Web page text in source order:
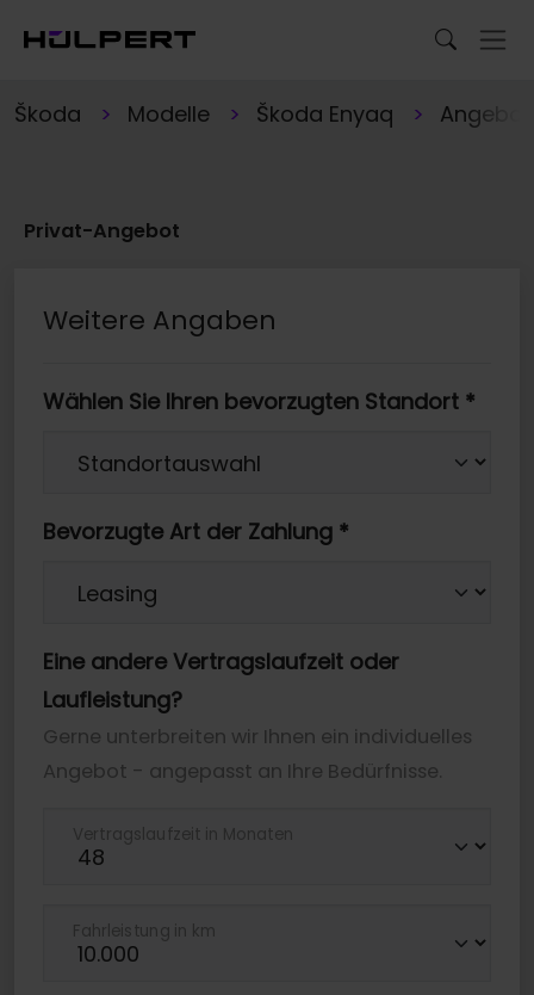
Škoda Modelle Škoda Enyaq
Privat-Angebot
Weitere Angaben
Wählen Sie Ihren bevorzugten Standort *
Bevorzugte Art der Zahlung *
Eine andere Vertragslaufzeit oder
Laufleistung?
Gerne unterbreiten wir Ihnen ein individuelles
Angebot - angepasst an Ihre Bedürfnisse.
Vertragslaufzeit in Monaten
Fahrleistung in km